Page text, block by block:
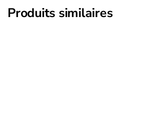
Produits similaires